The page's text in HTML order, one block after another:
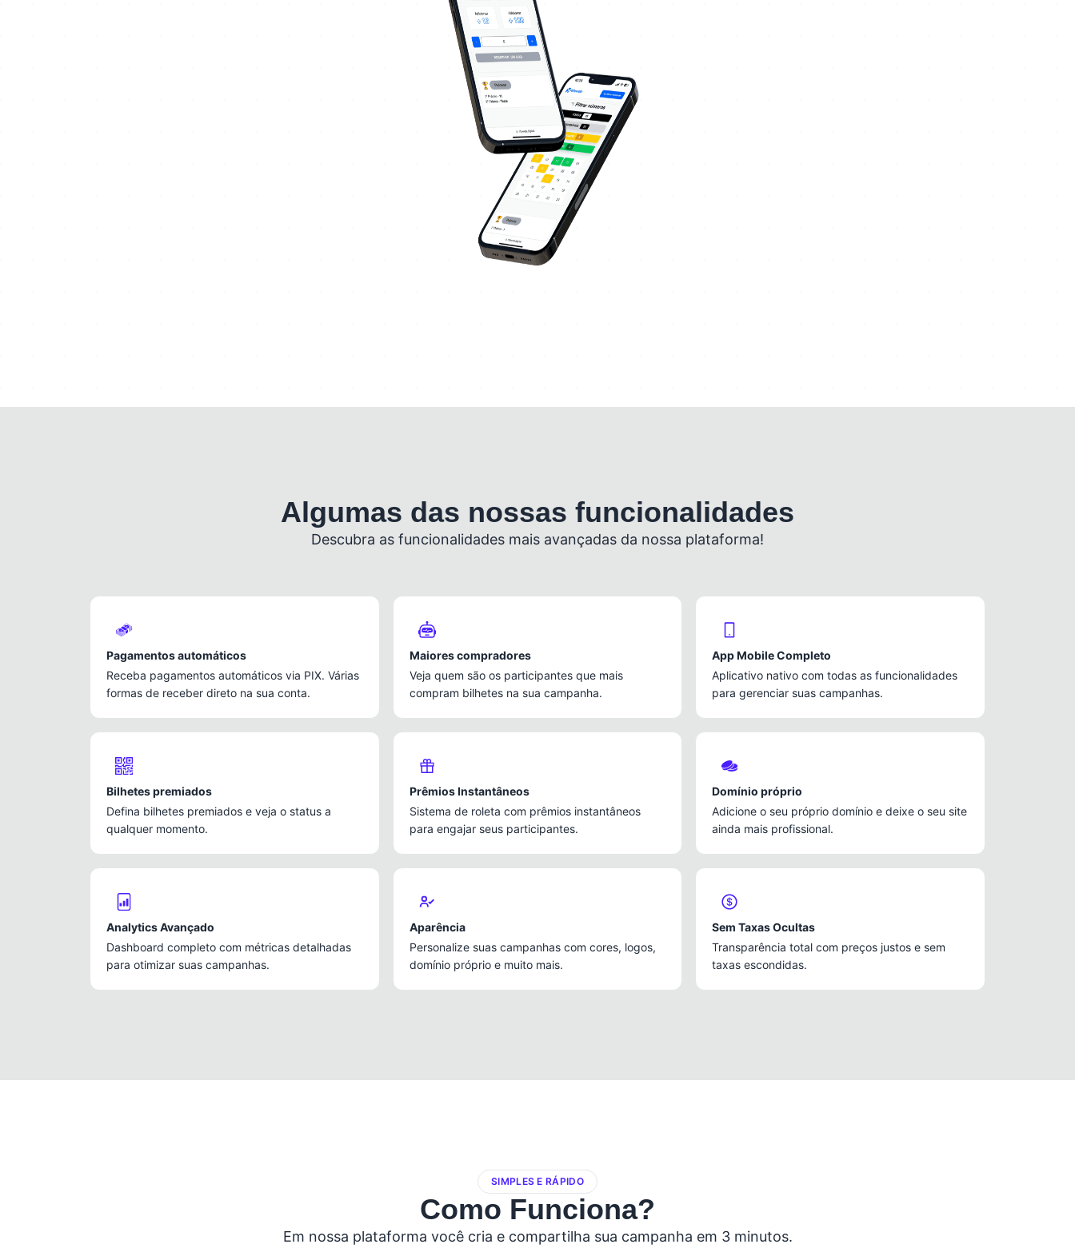
Algumas das nossas funcionalidades
Descubra as funcionalidades mais avançadas da nossa plataforma!
Pagamentos automáticos
Receba pagamentos automáticos via PIX. Várias
formas de receber direto na sua conta.
Maiores compradores
Veja quem são os participantes que mais
compram bilhetes na sua campanha.
App Mobile Completo
Aplicativo nativo com todas as funcionalidades
para gerenciar suas campanhas.
Bilhetes premiados
Defina bilhetes premiados e veja o status a
qualquer momento.
Prêmios Instantâneos
Sistema de roleta com prêmios instantâneos
para engajar seus participantes.
Domínio próprio
Adicione o seu próprio domínio e deixe o seu site
ainda mais profissional.
Analytics Avançado
Dashboard completo com métricas detalhadas
para otimizar suas campanhas.
Aparência
Personalize suas campanhas com cores, logos,
domínio próprio e muito mais.
Sem Taxas Ocultas
Transparência total com preços justos e sem
taxas escondidas.
SIMPLES E RÁPIDO
Como Funciona?
Em nossa plataforma você cria e compartilha sua campanha em 3 minutos.